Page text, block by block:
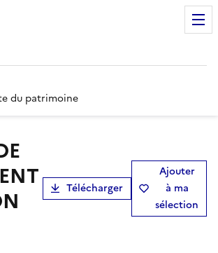
du patrimoine
Télécharger
Ajouter
à ma
sélection